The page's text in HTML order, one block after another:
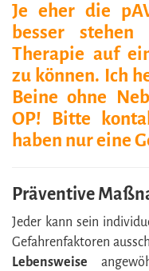
Je eher die
besser
Therapie auf
zu können. Ich
Beine ohne
OP! Bitte
haben nur eine
Präventive
Jeder kann sein
Gefahrenfaktoren
Lebensweise